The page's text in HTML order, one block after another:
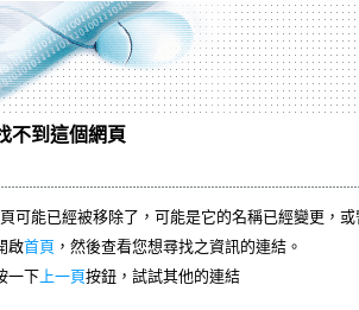
不到這個網頁
可能已經被移除了，可能是它的名稱已經變更，
啟首頁 ，然後查看您想尋找之資訊的連結。
一下上一頁按鈕，試試其他的連結